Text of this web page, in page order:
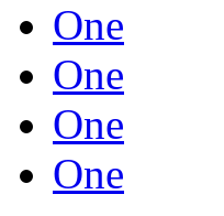
One
One
One
One